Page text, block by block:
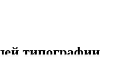
типографии